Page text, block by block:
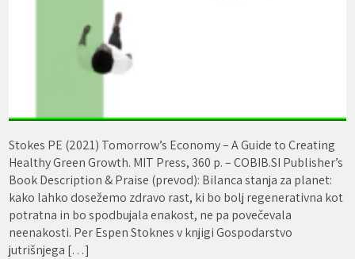
Stokes PE (2021) Tomorrow’s Economy – A Guide to Creating
Healthy Green Growth. MIT Press, 360 p. – COBIB.SI Publisher’s
Book Description & Praise (prevod): Bilanca stanja za planet:
kako lahko dosežemo zdravo rast, ki bo bolj regenerativna kot
potratna in bo spodbujala enakost, ne pa povečevala
neenakosti. Per Espen Stoknes v knjigi Gospodarstvo
jutrišnjega […]